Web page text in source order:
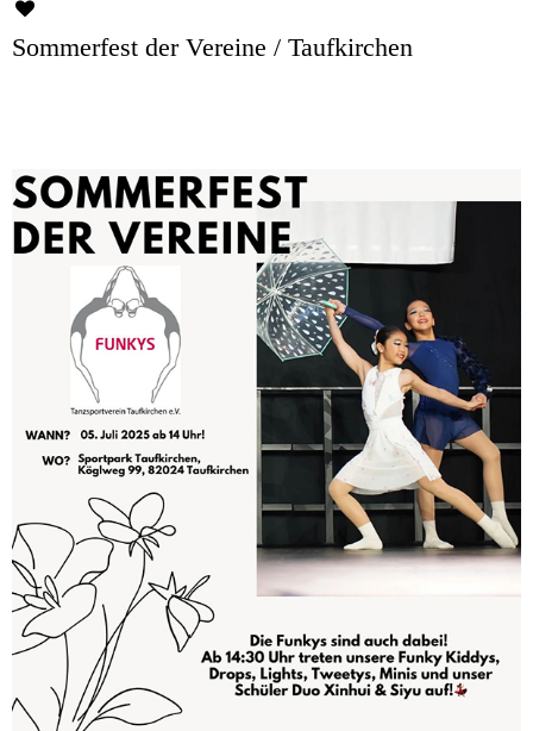
Sommerfest der Vereine / Taufkirchen